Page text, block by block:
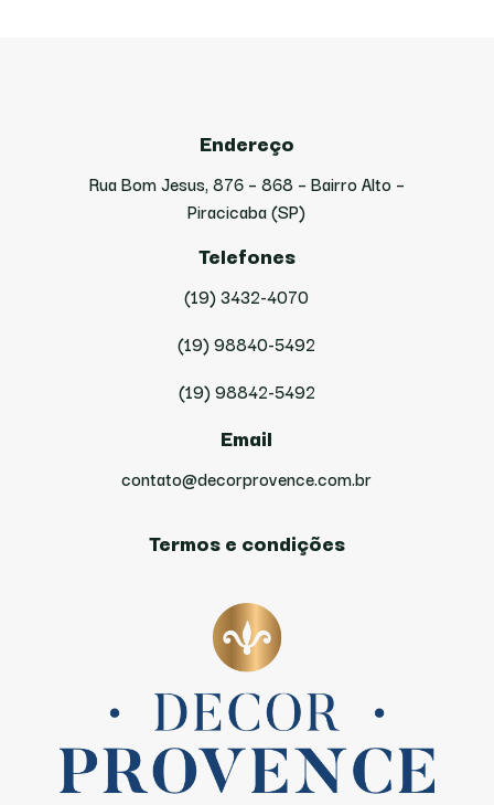
Endereço
Rua Bom Jesus, 876 – 868 – Bairro Alto –
Piracicaba (SP)
Telefones
(19) 3432-4070
(19) 98840-5492
(19) 98842-5492
Email
contato@decorprovence.com.br
Termos e condições